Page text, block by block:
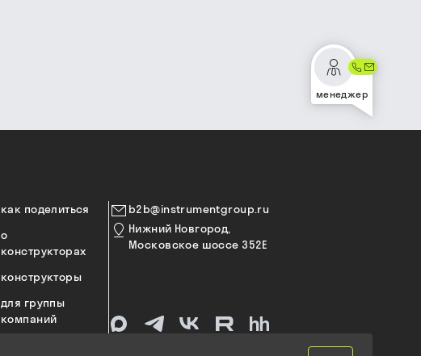
менеджер
как поделиться
о
конструкторах
конструкторы
для группы
компаний
b2b@instrumentgroup.ru
Нижний Новгород,
Московское шоссе 352Е